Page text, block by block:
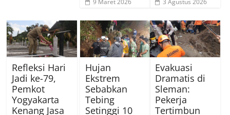
9 Maret 2026 3 Agustus 2026
Refleksi Hari
Jadi ke-79,
Pemkot
Yogyakarta
Kenang Jasa
Hujan
Ekstrem
Sebabkan
Tebing
Setinggi 10
Evakuasi
Dramatis di
Sleman:
Pekerja
Tertimbun